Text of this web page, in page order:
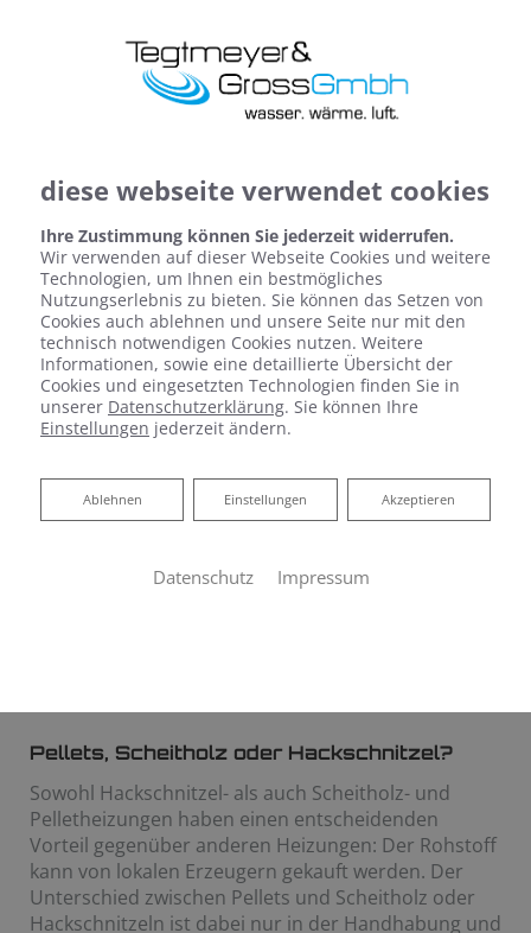
Heizen mit Holz
Eine bessere CO2-Bilanz, auf lange Sicht geringere
Heizmittel – klingt gut? Dann ist eine Hackschnitzel-,
Pellets, Scheitholz oder Hackschnitzel?
Sowohl Hackschnitzel- als auch Scheitholz- und
Pelletheizungen haben einen entscheidenden
Vorteil gegenüber anderen Heizungen: Der Rohstoff
kann von lokalen Erzeugern gekauft werden. Der
Unterschied zwischen Pellets und Scheitholz oder
Hackschnitzeln ist dabei nur in der Handhabung und
diese webseite verwendet cookies
Ihre Zustimmung können Sie jederzeit widerrufen.
Wir verwenden auf dieser Webseite Cookies und weitere
Technologien, um Ihnen ein bestmögliches
Nutzungserlebnis zu bieten. Sie können das Setzen von
Cookies auch ablehnen und unsere Seite nur mit den
technisch notwendigen Cookies nutzen. Weitere
Informationen, sowie eine detaillierte Übersicht der
Cookies und eingesetzten Technologien finden Sie in
unserer Datenschutzerklärung. Sie können Ihre
Einstellungen jederzeit ändern.
Akzeptieren
Einstellungen
Ablehnen
Ablehnen
Datenschutz Impressum